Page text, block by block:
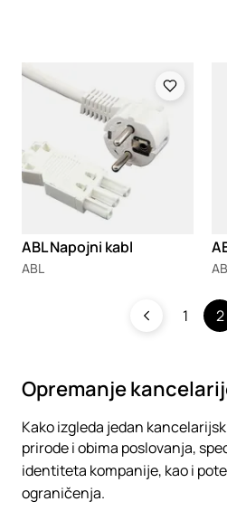
Loading
ABL Napojni kabl
ABL
1 2
Opremanje
Kako izgleda jedan
prirode i obima poslovanja,
identiteta kompanije, kao i
ograničenja.